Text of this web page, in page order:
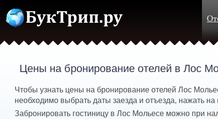
Цены на бронирование отелей в Лос
Чтобы узнать цены на бронирование отелей Лос
необходимо выбрать даты заезда и отъезда, нажать на
Забронировать гостиницу в Лос Мольесе можно при